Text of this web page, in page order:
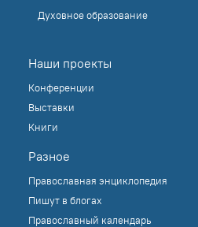
Духовное образование
Наши проекты
Конференции
Выставки
Книги
Разное
Православная энциклопедия
Пишут в блогах
Православный календарь